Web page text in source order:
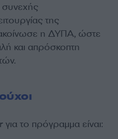
της
η ΔΥΠΑ, ώστε
και απρόσκοπτη
το πρόγραμμα είναι: